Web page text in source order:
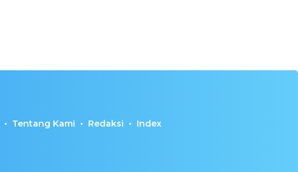
Tentang Kami Redaksi Index